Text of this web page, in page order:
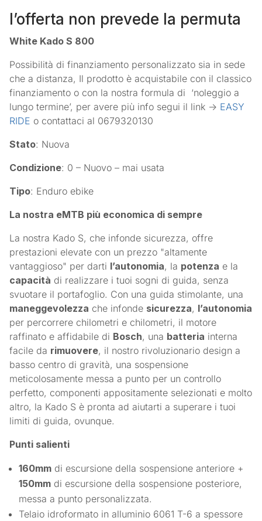
l’offerta non prevede la permuta
White Kado S 800
Possibilità di finanziamento personalizzato sia in sede
che a distanza, Il prodotto è acquistabile con il classico
finanziamento o con la nostra formula di ‘noleggio a
lungo termine’, per avere più info segui il link -> EASY
RIDE o contattaci al 0679320130
Stato: Nuova
Condizione: 0 – Nuovo – mai usata
Tipo: Enduro ebike
La nostra eMTB più economica di sempre
La nostra Kado S, che infonde sicurezza, offre
prestazioni elevate con un prezzo "altamente
vantaggioso" per darti l’autonomia, la potenza e la
capacità di realizzare i tuoi sogni di guida, senza
svuotare il portafoglio. Con una guida stimolante, una
maneggevolezza che infonde sicurezza, l’autonomia
per percorrere chilometri e chilometri, il motore
raffinato e affidabile di Bosch, una batteria interna
facile da rimuovere, il nostro rivoluzionario design a
basso centro di gravità, una sospensione
meticolosamente messa a punto per un controllo
perfetto, componenti appositamente selezionati e molto
altro, la Kado S è pronta ad aiutarti a superare i tuoi
limiti di guida, ovunque.
Punti salienti
160mm di escursione della sospensione anteriore +
150mm di escursione della sospensione posteriore,
messa a punto personalizzata.
Telaio idroformato in alluminio 6061 T-6 a spessore